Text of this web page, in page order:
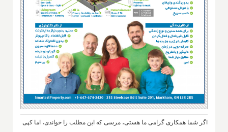
اگر شما همکاری گرامی ما هستی، مرسی که این مطلب را خواندی، اما کپی